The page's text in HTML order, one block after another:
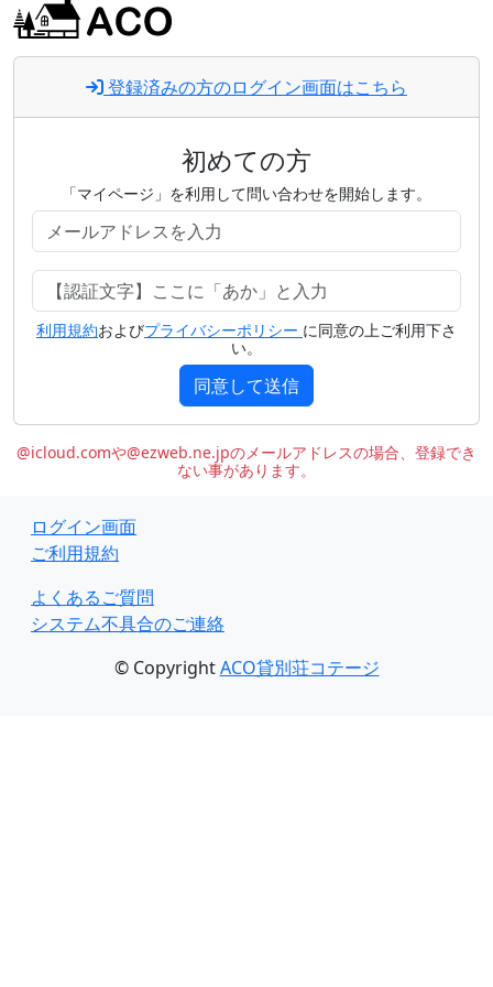
登録済みの方のログイン画面はこちら
初めての方
「マイページ」を利用して問い合わせを開始します。
利用規約およびプライバシーポリシー に同意の上ご利用下さ
い。
同意して送信
@icloud.comや@ezweb.ne.jpのメールアドレスの場合、登録でき
ない事があります。
ログイン画面
ご利用規約
よくあるご質問
システム不具合のご連絡
© CopyrightACO貸別荘コテージ